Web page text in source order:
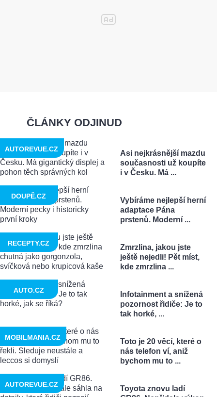
ČLÁNKY ODJINUD
Asi nejkrásnější mazdu
současnosti už koupíte
i v Česku. Má ...
AUTOREVUE.CZ
Vybíráme nejlepší herní
adaptace Pána
prstenů. Moderní ...
DOUPĚ.CZ
Zmrzlina, jakou jste
ještě nejedli! Pět míst,
kde zmrzlina ...
RECEPTY.CZ
Infotainment a snížená
pozornost řidiče: Je to
tak horké, ...
AUTO.CZ
Toto je 20 věcí, které o
nás telefon ví, aniž
bychom mu to ...
MOBILMANIA.CZ
Toyota znovu ladí
AUTOREVUE.CZ